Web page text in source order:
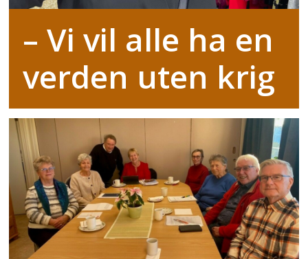
– Vi vil alle ha en
verden uten krig